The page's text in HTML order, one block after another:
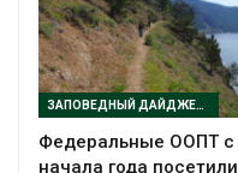
ЗАПОВЕДНЫЙ ДАЙДЖЕСТ
Федеральные ООПТ с
начала года посетили